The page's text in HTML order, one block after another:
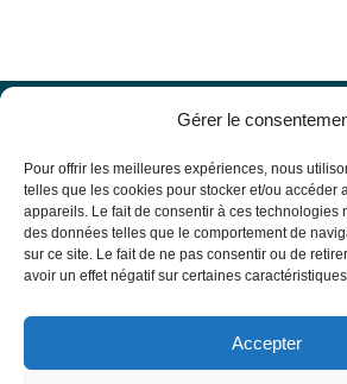
Gérer le
Pour offrir les meilleures expériences, nous
telles que les cookies pour stocker et/ou accéder
appareils. Le fait de consentir à ces technologies
des données telles que le comportement de
sur ce site. Le fait de ne pas consentir ou de
avoir un effet négatif sur certaines
Accepter
Actualités
Agenda
Missions du site
Mentions légales
Conditions générales d’utilisation